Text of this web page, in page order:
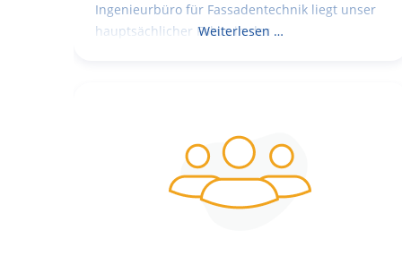
Ingenieurbüro für Fassadentechnik liegt unser
hauptsächlicher Fokus in der
Weiterlesen …